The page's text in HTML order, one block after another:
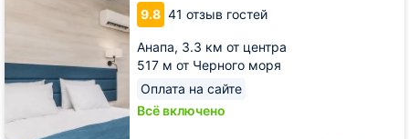
9.8 41 отзыв гостей
Анапа, 3.3 км от центра
517 м от Черного моря
Оплата на сайте
Всё включено